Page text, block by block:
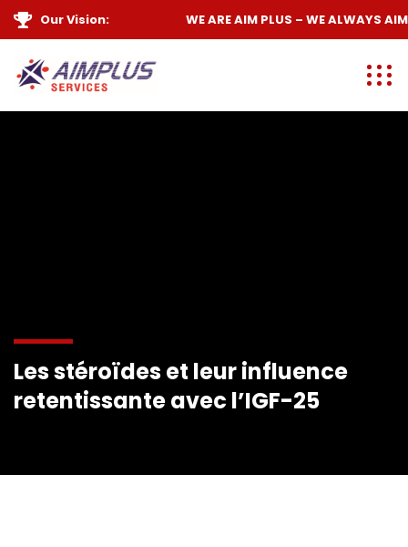
Our Vision: WE AREAIM PLUS– WE ALWAYSAIM
Les stéroïdes et leur influence
retentissante avec l’IGF-25